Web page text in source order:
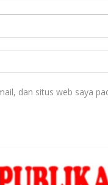
dan situs web saya